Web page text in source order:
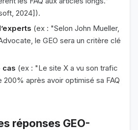
2024]).
(ex : "Selon John Mueller,
le GEO sera un critère clé
cas (ex : "Le site X a vu son trafic
200% après avoir optimisé sa FAQ
réponses GEO-